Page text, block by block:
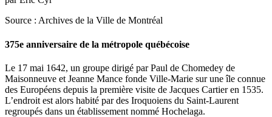
Source : Archives de la Ville de Montréal
375e anniversaire de la métropole québécoise
Le 17 mai 1642, un groupe dirigé par Paul de Chomedey de
Maisonneuve et Jeanne Mance fonde Ville-Marie sur une île connue
des Européens depuis la première visite de Jacques Cartier en 1535.
L’endroit est alors habité par des Iroquoiens du Saint-Laurent
regroupés dans un établissement nommé Hochelaga.